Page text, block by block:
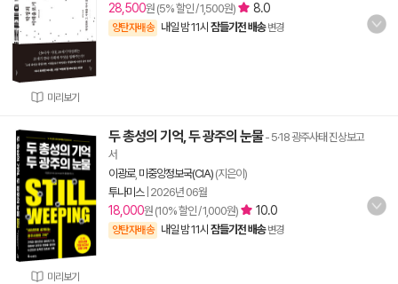
미리보기
28,500원 (5% 할인 / 1,500원) 8.0
양탄자배송 내일 밤 11시 잠들기전 배송 변경
미리보기
두 총성의 기억, 두 광주의 눈물- 5·18 광주사태 진상보고
서
이광로, 미중앙정보국(CIA) (지은이)
투나미스| 2026년 06월
18,000원 (10% 할인 / 1,000원) 10.0
양탄자배송 내일 밤 11시 잠들기전 배송 변경